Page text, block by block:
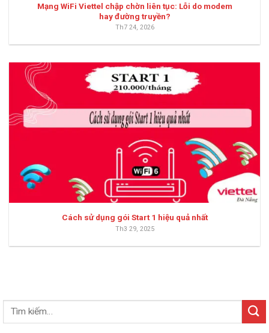
Mạng WiFi Viettel chập chờn liên tục: Lỗi do modem
hay đường truyền?
Th7 24, 2026
Cách sử dụng gói Start 1 hiệu quả nhất
Th3 29, 2025